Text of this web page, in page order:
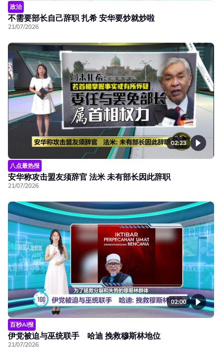
政治
不需要部长自己辞职 扎希 安华要炒就炒啦
21/07/2026
02:23
八点最热报
安华称攻击盟友须辞官 法米 未有部长因此辞职
21/07/2026
02:00
百秒AI报
伊党被迫与巫统联手 哈迪 挽救穆斯林地位
21/07/2026